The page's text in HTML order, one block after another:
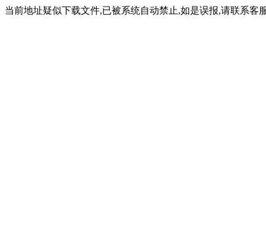
当前地址疑似下载文件,已被系统自动禁止,如是误报,请联系客